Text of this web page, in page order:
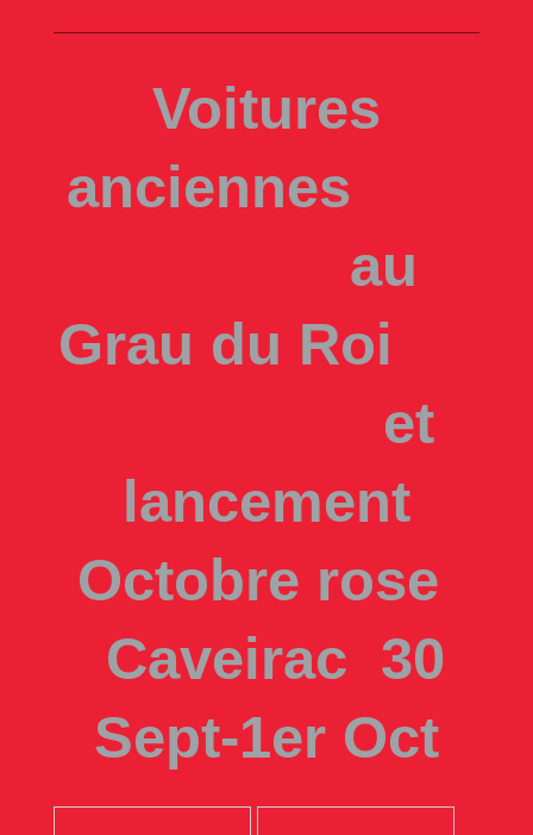
Voitures
anciennes
au
Grau du Roi
et
lancement
Octobre rose
Caveirac 30
Sept-1er Oct